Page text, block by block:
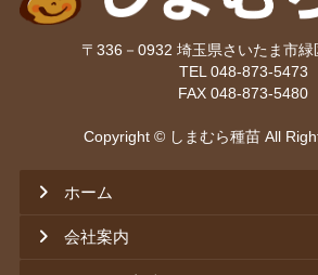
〒336－0932 埼玉県さいたま市緑
TEL 048-873-5473
FAX 048-873-5480
Copyright © しまむら種苗 All
ホーム
会社案内